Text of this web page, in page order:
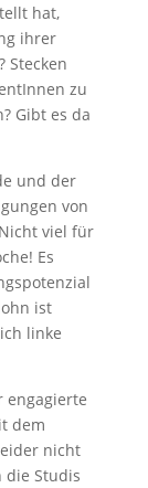
hat,
ihrer
Stecken
zu
Gibt es da
und der
von
viel für
Es
ist
linke
engagierte
dem
nicht
Studis